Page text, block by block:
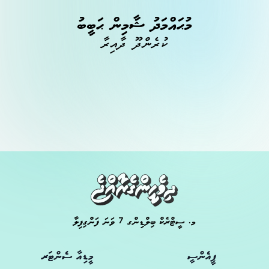
މުޙައްމަދު ޝާމިން ޙަބީބު
ކުރެންދޫ ދާއިރާ
މ. ސީޓްރެކް ބިލްޑިންގ 7 ވަނަ ފަންގިފިލާ
ޕީއެންސީ މީޑިއާ ސެންޓަރ